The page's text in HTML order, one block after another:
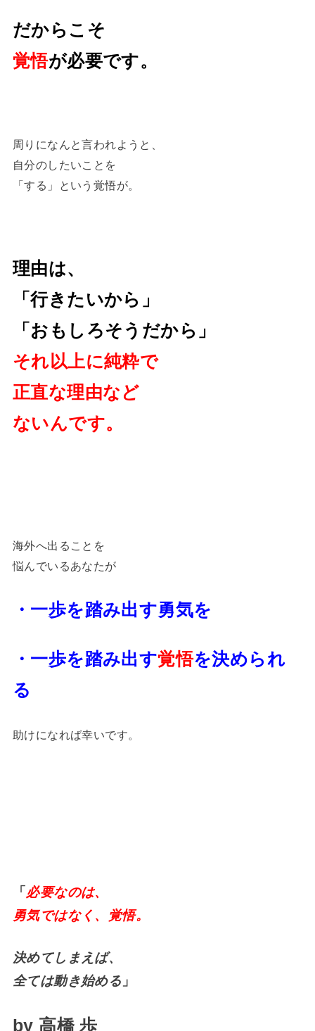
だからこそ
覚悟が必要です。
周りになんと言われようと、
自分のしたいことを
「する」という覚悟が。
理由は、
「行きたいから」
「おもしろそうだから」
それ以上に純粋で
正直な理由など
ないんです。
海外へ出ることを
悩んでいるあなたが
・一歩を踏み出す勇気を
・一歩を踏み出す覚悟を決められ
る
助けになれば幸いです。
「 必要なのは、
勇気ではなく、覚悟。
決めてしまえば、
全ては動き始める 」
by 高橋 歩